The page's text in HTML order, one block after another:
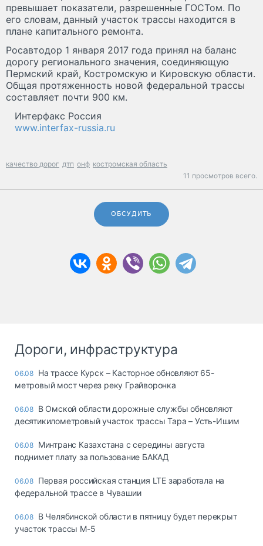
превышает показатели, разрешенные ГОСТом. По
его словам, данный участок трассы находится в
плане капитального ремонта.
Росавтодор 1 января 2017 года принял на баланс
дорогу регионального значения, соединяющую
Пермский край, Костромскую и Кировскую области.
Общая протяженность новой федеральной трассы
составляет почти 900 км.
Интерфакс Россия
www.interfax-russia.ru
качество дорог дтп онф костромская область
11 просмотров всего.
ОБСУДИТЬ
Дороги, инфраструктура
06.08 На трассе Курск – Касторное обновляют 65-
метровый мост через реку Грайворонка
06.08 В Омской области дорожные службы обновляют
десятикилометровый участок трассы Тара – Усть-Ишим
06.08 Минтранс Казахстана с середины августа
поднимет плату за пользование БАКАД
06.08 Первая российская станция LTE заработала на
федеральной трассе в Чувашии
06.08 В Челябинской области в пятницу будет перекрыт
участок трассы М-5